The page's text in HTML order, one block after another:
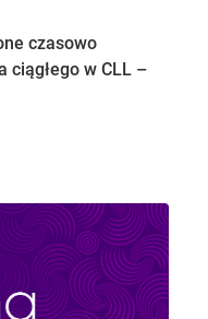
czasowo
ciągłego w CLL –